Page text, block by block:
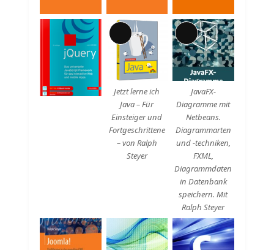
Lange
Beschreibung
Jetzt lerne ich
Java – Für
Einsteiger und
Fortgeschrittene
– von Ralph
Steyer
Lange
Beschreibung
JavaFX-
Diagramme mit
Netbeans.
Diagrammarten
und -techniken,
FXML,
Diagrammdaten
in Datenbank
speichern. Mit
Ralph Steyer